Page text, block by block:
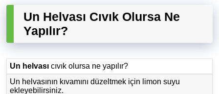
Un Helvası Cıvık Olursa Ne
Yapılır?
Un helvası cıvık olursa ne yapılır?
Un helvasının kıvamını düzeltmek için limon suyu
ekleyebilirsiniz.